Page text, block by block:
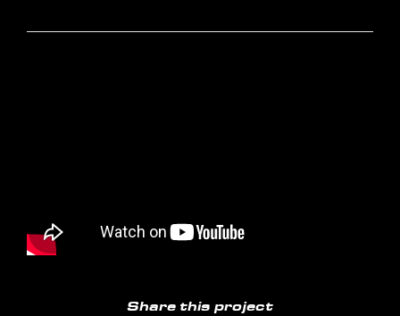
Share this project